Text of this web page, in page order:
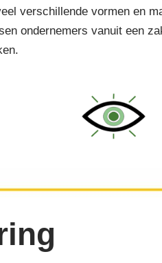
verschillende vormen en
ondernemers vanuit een